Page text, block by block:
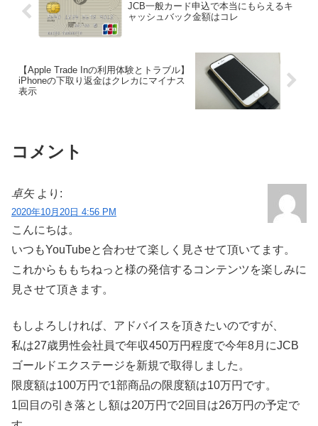
JCB一般カード申込で本当にもらえるキ
ャッシュバック金額はコレ
【Apple Trade Inの利用体験とトラブル】
iPhoneの下取り返金はクレカにマイナス
表示
コメント
卓矢 より:
2020年10月20日 4:56 PM
こんにちは。
いつもYouTubeと合わせて楽しく見させて頂いてます。
これからももちねっと様の発信するコンテンツを楽しみに
見させて頂きます。
もしよろしければ、アドバイスを頂きたいのですが、
私は27歳男性会社員で年収450万円程度で今年8月にJCB
ゴールドエクステージを新規で取得しました。
限度額は100万円で1部商品の限度額は10万円です。
1回目の引き落とし額は20万円で2回目は26万円の予定で